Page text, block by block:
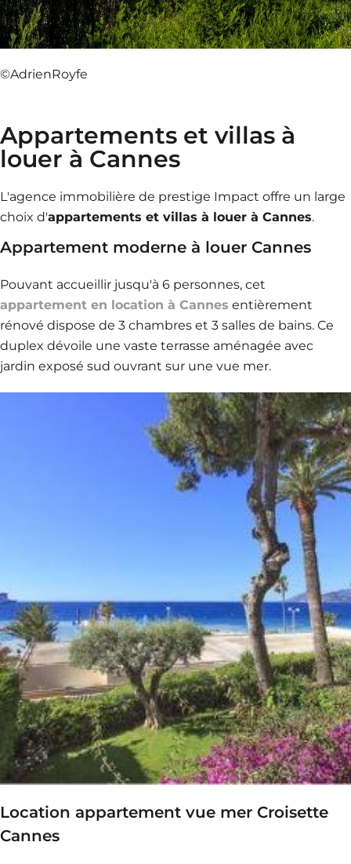
©AdrienRoyfe
Appartements et villas à
louer à Cannes
L'agence immobilière de prestige Impact offre un large
choix d'appartements et villas à louer à Cannes.
Appartement moderne à louer Cannes
Pouvant accueillir jusqu'à 6 personnes, cet
appartement en location à Cannes entièrement
rénové dispose de 3 chambres et 3 salles de bains. Ce
duplex dévoile une vaste terrasse aménagée avec
jardin exposé sud ouvrant sur une vue mer.
Location appartement vue mer Croisette
Cannes